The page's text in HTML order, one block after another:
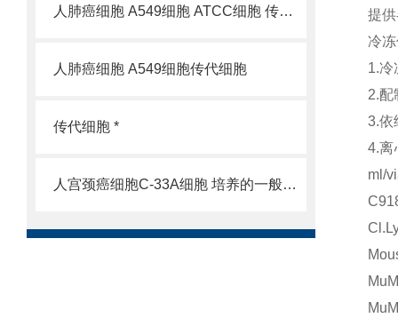
人肺癌细胞 A549细胞 ATCC细胞 传代细胞
人肺癌细胞 A549细胞传代细胞
传代细胞 *
人宫颈癌细胞C-33A细胞 培养的一般过程
提
冷
1.冷
2.配
3.依
4.离
ml/